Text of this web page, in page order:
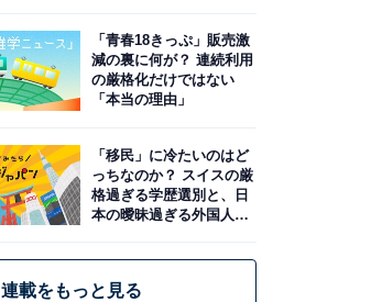
「青春18きっぷ」販売激
減の裏に何が？ 連続利用
の厳格化だけではない
「本当の理由」
「移民」に冷たいのはど
っちなのか？ スイスの厳
格過ぎる学歴選別と、日
本の曖昧過ぎる外国人政
連載をもっと見る